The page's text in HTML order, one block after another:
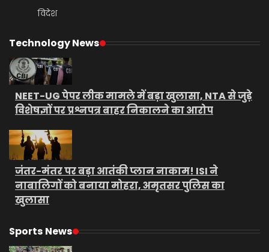
विदेश
Technology News
NEET-UG पेपर लीक मामले में बड़ा खुलासा, NTA से जुड़े
विशेषज्ञों पर प्रश्नपत्र बाहर निकालने का आरोप
जंतर-मंतर पर बड़ा आतंकी प्लान नाकाम! ISI ने
नाबालिगों को बनाया मोहरा, अमृतसर पुलिस का
खुलासा
Sports News